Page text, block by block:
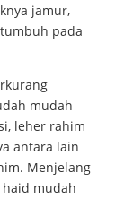
jamur,
pada
mudah
leher rahim
antara lain
Menjelang
mudah